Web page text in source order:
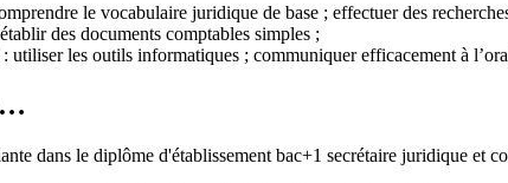
le vocabulaire juridique de base ; effectuer des
des documents comptables simples ;
utiliser les outils informatiques ; communiquer efficacement à
dans le diplôme d'établissement bac+1 secrétaire juridique et